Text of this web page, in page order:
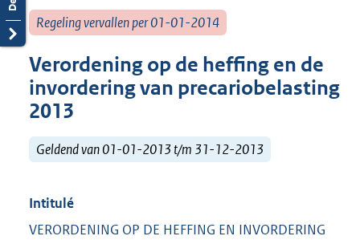
Regeling vervallen per 01-01-2014
Verordening op de heffing en de
invordering van precariobelasting
2013
Geldend van 01-01-2013 t/m 31-12-2013
Intitulé
VERORDENING OP DE HEFFING EN INVORDERING